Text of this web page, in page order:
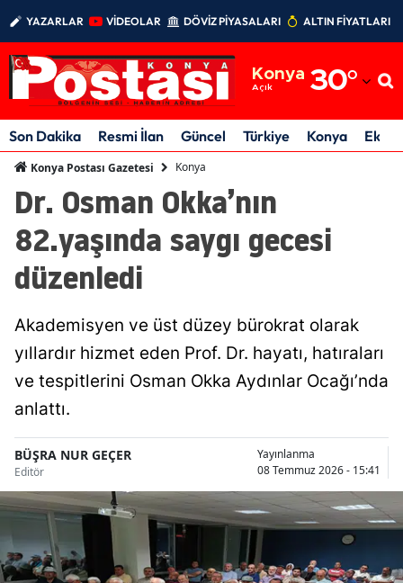
YAZARLAR VİDEOLAR DÖVİZ PİYASALARI ALTIN FİYATLARI
Konya
Açık 30°
Adıyaman
Afyonkarahisar
Amasya
Ankara
Aydın
Balıkesir
Bingöl
Bitlis
Bolu
Burdur
Son Dakika Resmi İlan Güncel Türkiye Konya
Konya Postası Gazetesi Konya
Dr. Osman Okka’nın
82.yaşında saygı gecesi
düzenledi
Akademisyen ve üst düzey bürokrat olarak
yıllardır hizmet eden Prof. Dr. hayatı, hatıraları
ve tespitlerini Osman Okka Aydınlar Ocağı’nda
anlattı.
BÜŞRA NUR GEÇER
Editör
Yayınlanma
08 Temmuz 2026 - 15:41